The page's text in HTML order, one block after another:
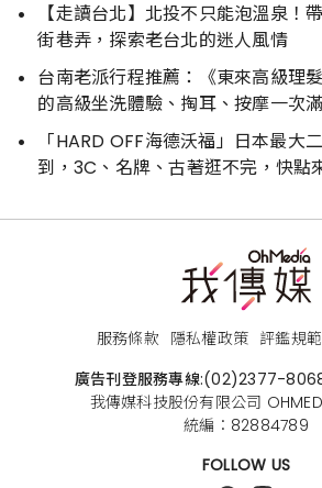
【走讀台北】北投不只能泡溫泉！
街巷弄，探索老台北的迷人風情
台南老派行程推薦：《東來高級理
的高級坐洗體驗、掏耳、按摩一次滿
「HARD OFF海德沃福」日本最大
到，3C、名牌、古著逛不完，快點
服務條款 隱私權政策 評鑑規範
廣告刊登服務專線:(02)2377-
我傳媒科技股份有限公司
統編：82884789
FOLLOW US